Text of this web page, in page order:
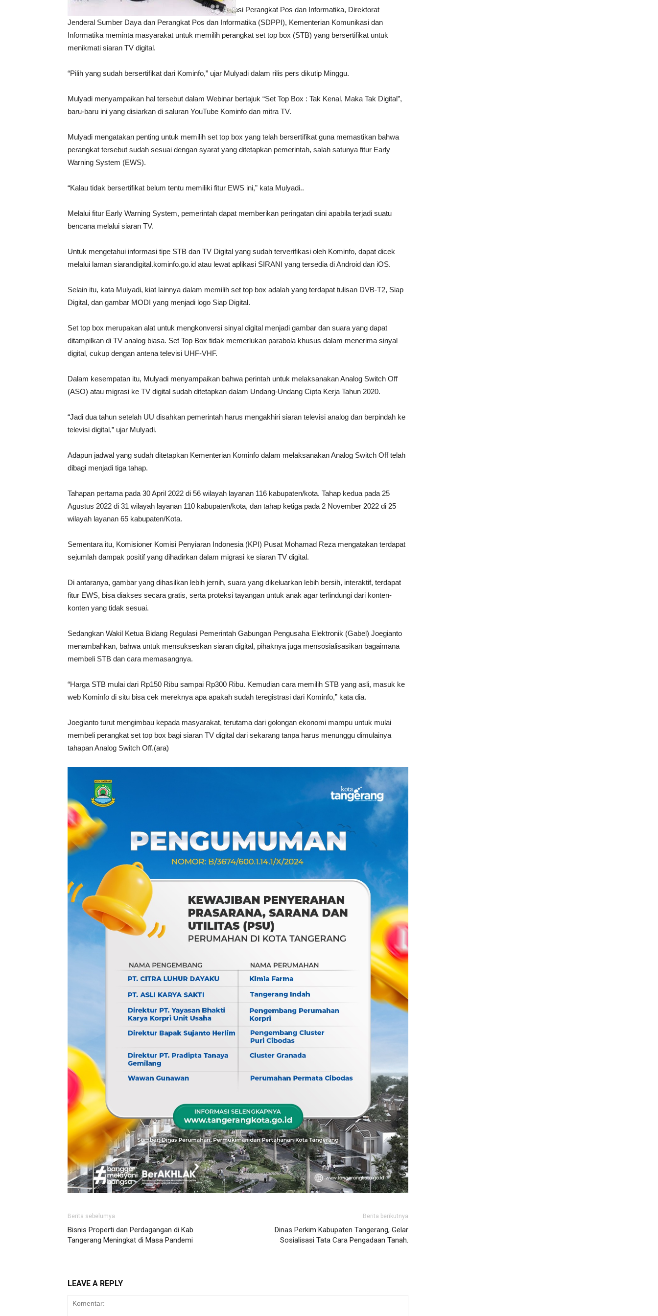
Jakarta (Brita7,online) – Mulyadi Direktur Standardisasi Perangkat Pos dan Informatika, Direktorat
Jenderal Sumber Daya dan Perangkat Pos dan Informatika (SDPPI), Kementerian Komunikasi dan
Informatika meminta masyarakat untuk memilih perangkat set top box (STB) yang bersertifikat untuk
menikmati siaran TV digital.
“Pilih yang sudah bersertifikat dari Kominfo,” ujar Mulyadi dalam rilis pers dikutip Minggu.
Mulyadi menyampaikan hal tersebut dalam Webinar bertajuk “Set Top Box : Tak Kenal, Maka Tak Digital”,
baru-baru ini yang disiarkan di saluran YouTube Kominfo dan mitra TV.
Mulyadi mengatakan penting untuk memilih set top box yang telah bersertifikat guna memastikan bahwa
perangkat tersebut sudah sesuai dengan syarat yang ditetapkan pemerintah, salah satunya fitur Early
Warning System (EWS).
“Kalau tidak bersertifikat belum tentu memiliki fitur EWS ini,” kata Mulyadi..
Melalui fitur Early Warning System, pemerintah dapat memberikan peringatan dini apabila terjadi suatu
bencana melalui siaran TV.
Untuk mengetahui informasi tipe STB dan TV Digital yang sudah terverifikasi oleh Kominfo, dapat dicek
melalui laman siarandigital.kominfo.go.id atau lewat aplikasi SIRANI yang tersedia di Android dan iOS.
Selain itu, kata Mulyadi, kiat lainnya dalam memilih set top box adalah yang terdapat tulisan DVB-T2, Siap
Digital, dan gambar MODI yang menjadi logo Siap Digital.
Set top box merupakan alat untuk mengkonversi sinyal digital menjadi gambar dan suara yang dapat
ditampilkan di TV analog biasa. Set Top Box tidak memerlukan parabola khusus dalam menerima sinyal
digital, cukup dengan antena televisi UHF-VHF.
Dalam kesempatan itu, Mulyadi menyampaikan bahwa perintah untuk melaksanakan Analog Switch Off
(ASO) atau migrasi ke TV digital sudah ditetapkan dalam Undang-Undang Cipta Kerja Tahun 2020.
“Jadi dua tahun setelah UU disahkan pemerintah harus mengakhiri siaran televisi analog dan berpindah ke
televisi digital,” ujar Mulyadi.
Adapun jadwal yang sudah ditetapkan Kementerian Kominfo dalam melaksanakan Analog Switch Off telah
dibagi menjadi tiga tahap.
Tahapan pertama pada 30 April 2022 di 56 wilayah layanan 116 kabupaten/kota. Tahap kedua pada 25
Agustus 2022 di 31 wilayah layanan 110 kabupaten/kota, dan tahap ketiga pada 2 November 2022 di 25
wilayah layanan 65 kabupaten/Kota.
Sementara itu, Komisioner Komisi Penyiaran Indonesia (KPI) Pusat Mohamad Reza mengatakan terdapat
sejumlah dampak positif yang dihadirkan dalam migrasi ke siaran TV digital.
Di antaranya, gambar yang dihasilkan lebih jernih, suara yang dikeluarkan lebih bersih, interaktif, terdapat
fitur EWS, bisa diakses secara gratis, serta proteksi tayangan untuk anak agar terlindungi dari konten-
konten yang tidak sesuai.
Sedangkan Wakil Ketua Bidang Regulasi Pemerintah Gabungan Pengusaha Elektronik (Gabel) Joegianto
menambahkan, bahwa untuk mensukseskan siaran digital, pihaknya juga mensosialisasikan bagaimana
membeli STB dan cara memasangnya.
“Harga STB mulai dari Rp150 Ribu sampai Rp300 Ribu. Kemudian cara memilih STB yang asli, masuk ke
web Kominfo di situ bisa cek mereknya apa apakah sudah teregistrasi dari Kominfo,” kata dia.
Joegianto turut mengimbau kepada masyarakat, terutama dari golongan ekonomi mampu untuk mulai
membeli perangkat set top box bagi siaran TV digital dari sekarang tanpa harus menunggu dimulainya
tahapan Analog Switch Off.(ara)
Berita sebelumya
Bisnis Properti dan Perdagangan di Kab
Tangerang Meningkat di Masa Pandemi
Berita berikutnya
Dinas Perkim Kabupaten Tangerang, Gelar
Sosialisasi Tata Cara Pengadaan Tanah.
LEAVE A REPLY